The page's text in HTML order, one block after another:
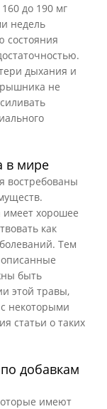
до 190 мг
недель
состояния
дыхания и
не
в мире
востребованы
имеет хорошее
как
Тем
быть
этой травы,
некоторыми
статьи о таких
добавкам
имеют